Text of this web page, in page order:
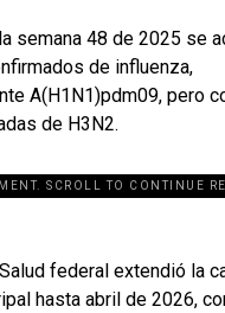
semana 48 de 2025 se
de influenza,
A(H1N1)pdm09, pero
de H3N2.
SCROLL TO CONTINUE
federal extendió la
hasta abril de 2026,